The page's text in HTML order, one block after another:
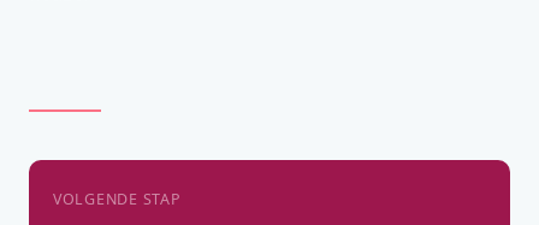
VOLGENDE STAP